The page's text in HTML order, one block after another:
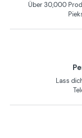
Über 30,000
Lass